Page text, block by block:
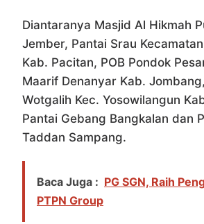
Diantaranya Masjid Al Hikmah
Jember, Pantai Srau
Kab. Pacitan, POB Pondok
Maarif Denanyar Kab.
Wotgalih Kec. Yosowilangun
Pantai Gebang Bangkalan dan
Taddan Sampang.
Baca Juga : PG SGN, Raih
PTPN Group